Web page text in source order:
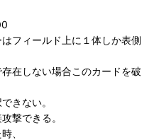
フィールド上に１体しか表側
在しない場合このカードを破
きない。
撃できる。
、